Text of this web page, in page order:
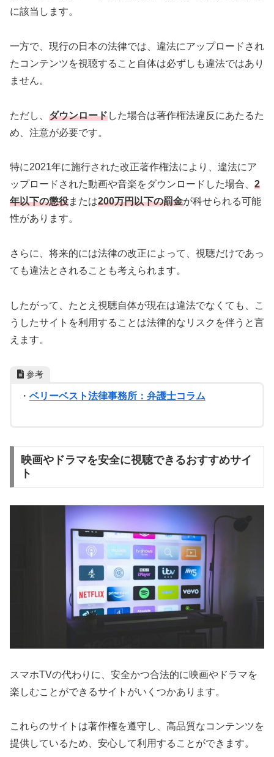
に該当します。
一方で、現行の日本の法律では、違法にアップロードされ
たコンテンツを視聴すること自体は必ずしも違法ではあり
ません。
ただし、 ダウンロードした場合は著作権法違反にあたるた
め、注意が必要です。
特に2021年に施行された改正著作権法により、違法にア
ップロードされた動画や音楽をダウンロードした場合、 2
年以下の懲役または200万円以下の罰金が科せられる可能
性があります。
さらに、将来的には法律の改正によって、視聴だけであっ
ても違法とされることも考えられます。
したがって、たとえ視聴自体が現在は違法でなくても、こ
うしたサイトを利用することは法律的なリスクを伴うと言
えます。
参考
・ ベリーベスト法律事務所：弁護士コラム
映画やドラマを安全に視聴できるおすすめサイ
ト
スマホTVの代わりに、安全かつ合法的に映画やドラマを
楽しむことができるサイトがいくつかあります。
これらのサイトは著作権を遵守し、高品質なコンテンツを
提供しているため、安心して利用することができます。